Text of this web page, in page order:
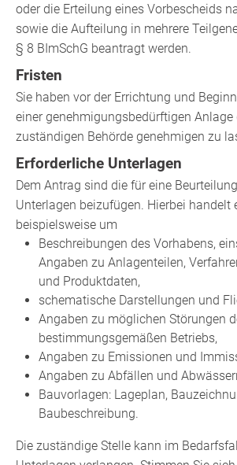
oder die Erteilung eines Vorbescheids
sowie die Aufteilung in mehrere
§ 8 BImSchG beantragt werden.
Fristen
Sie haben vor derErrichtung und
einer genehmigungsbedürftigen Anlage
zuständigen Behörde genehmigen zu
Erforderliche Unterlagen
Dem Antrag sind die für eine
Unterlagen beizufügen. Hierbei handelt
beispielsweise um
Beschreibungen des Vorhabens,
Angaben zu Anlagenteilen,
und Produktdaten,
schematische Darstellungen und
Angaben zu möglichen Störungen
bestimmungsgemäßen Betriebs,
Angaben zu Emissionen und
Angaben zu Abfällen und
Bauvorlagen: Lageplan,
Baubeschreibung.
Die zuständige Stelle kann im